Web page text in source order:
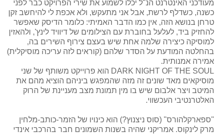
מעודכני האינטרנט הנ"ל יכלו לשמוע את שירי הפרויקט כבר לפני
כשנה, כשדלף לרשת, אבל אני מתעקש, ולא אכפת לי להיחשב זקן
טרחן בנושא הזה, אין כמו הדבר האמיתי: כלומר הדיסק שאפשר
להחזיק ביד, לעלעל בחוברת עם הצילומים של דיוויד לינץ', ולהאזין
למוסיקה כיצירה שלמה אחת שיש בעצם צירוף השירים בה,
בהחלטה המודעת על הסדר שלהם (קוראים לזה עריכה מוסיקלית)
אמירה אמנותית.
DARK NIGHT OF THE SOUL הוא פרוייקט משותף של שני
מוסיקאים מאד שונים זה מזה שהמפגש ביניהם הוציא מהם את
המיטב ויצר אלבום שיש בו מין תמונת מצב מעניינת של הרוק
האלטרנטיבי העכשווי.
"ספארקלהורס" (סוס ניצנוץ?) הוא כינויו של הזמר-כותב-מלחין
מרק לינקוס. אמריקני שהיה בשנות השמונים חבר בהרכבי אינדי